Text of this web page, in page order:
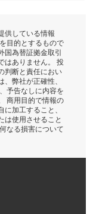
供している情報
目的とするもので
国為替証拠金取引
はありません。 投
判断と責任におい
弊社が正確性、
予告なしに内容を
商用目的で情報の
加工すること、
は使用させること
なる損害について